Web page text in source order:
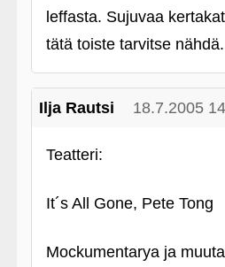
leffasta. Sujuvaa
tätä toiste tarvitse nähdä.
Ilja Rautsi 18.7.2005
Teatteri:
It´s All Gone, Pete Tong
Mockumentarya ja